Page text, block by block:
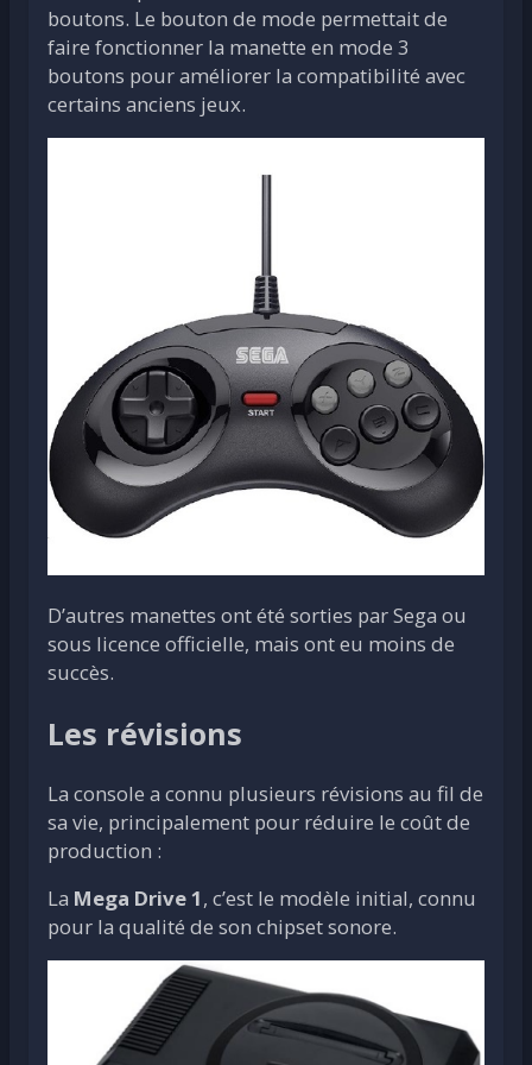
boutons. Le bouton de mode permettait de
faire fonctionner la manette en mode 3
boutons pour améliorer la compatibilité avec
certains anciens jeux.
D’autres manettes ont été sorties par Sega ou
sous licence officielle, mais ont eu moins de
succès.
Les révisions
La console a connu plusieurs révisions au fil de
sa vie, principalement pour réduire le coût de
production :
La Mega Drive 1, c’est le modèle initial, connu
pour la qualité de son chipset sonore.